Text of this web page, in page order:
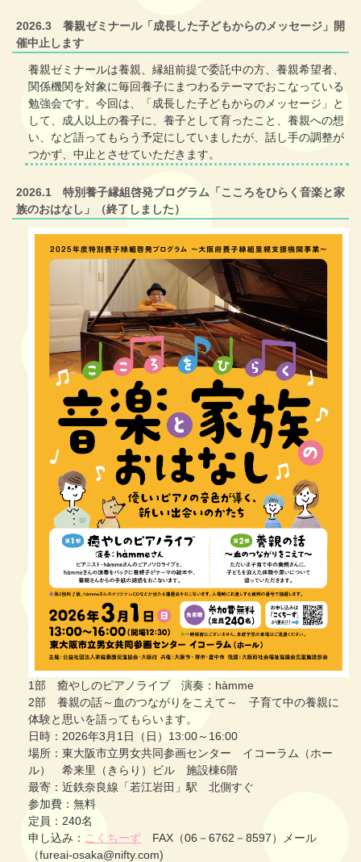
2026.3 養親ゼミナール「成長した子どもからのメッセージ」開
催中止します
養親ゼミナールは養親、縁組前提で委託中の方、養親希望者、
関係機関を対象に毎回養子にまつわるテーマでおこなっている
勉強会です。今回は、「成長した子どもからのメッセージ」と
して、成人以上の養子に、養子として育ったこと、養親への想
い、など語ってもらう予定にしていましたが、話し手の調整が
つかず、中止とさせていただきます。
2026.1 特別養子縁組啓発プログラム「こころをひらく音楽と家
族のおはなし」（終了しました）
1部 癒やしのピアノライブ 演奏：hàmme
2部 養親の話～血のつながりをこえて～ 子育て中の養親に
体験と思いを語ってもらいます。
日時：2026年3月1日（日）13:00～16:00
場所：東大阪市立男女共同参画センター イコーラム（ホー
ル） 希来里（きらり）ビル 施設棟6階
最寄：近鉄奈良線「若江岩田」駅 北側すぐ
参加費：無料
定員：240名
申し込み： こくちーず FAX（06－6762－8597）メール
（fureai-osaka@nifty.com)